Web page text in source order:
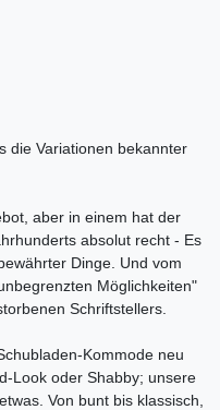
die Variationen bekannter
aber in einem hat der
absolut recht - Es
Dinge. Und vom
Möglichkeiten"
Schriftstellers.
Kommode neu
Look oder Shabby; unsere
Von bunt bis klassisch,